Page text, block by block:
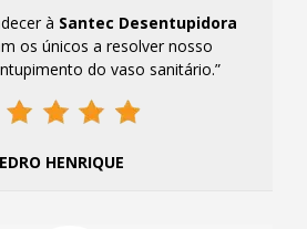
à Santec Desentupidora
os únicos a resolver nosso
do vaso sanitário.”
HENRIQUE